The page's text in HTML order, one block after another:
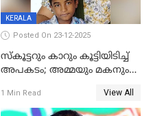
KERALA
Posted On 23-12-2025
സ്കൂട്ടറും കാറും കൂട്ടിയിടിച്ച്
അപകടം; അമ്മയും മകനും
ഗുരുതരാവസ്ഥയിൽ
1 Min Read View All